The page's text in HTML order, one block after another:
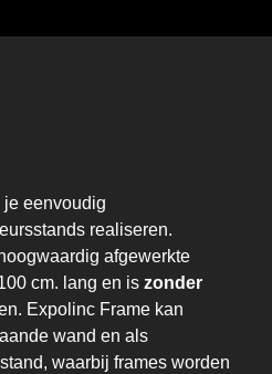
je eenvoudig
realiseren.
afgewerkte
cm. lang en is zonder
Expolinc Frame kan
wand en als
waarbij frames worden